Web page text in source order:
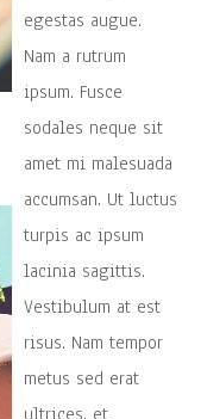
egestas augue.
Nam a rutrum
ipsum. Fusce
sodales neque sit
amet mi malesuada
accumsan. Ut luctus
turpis ac ipsum
lacinia sagittis.
Vestibulum at est
risus. Nam tempor
metus sed erat
ultrices, et